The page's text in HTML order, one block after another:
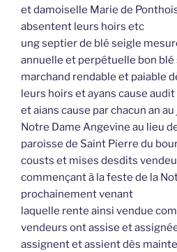
et damoiselle Marie de
absentent leurs hoirs etc
ung septier de blé seigle
annuelle et perpétuelle bon blé
marchand rendable et paiable
leurs hoirs et ayans cause
et aians cause par chacun an
Notre Dame Angevine au lieu
paroisse de Saint Pierre du
cousts et mises desdits
commençant à la feste de la
prochainement venant
laquelle rente ainsi vendue
vendeurs ont assise et
assignent et assient dès